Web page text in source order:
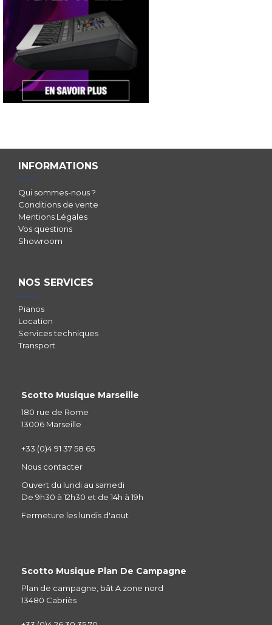
INFORMATIONS
Qui sommes-nous ?
Conditions de vente
Mentions Légales
Vos questions
Showroom
NOS SERVICES
Pianos
Location
Services techniques
Transport
Scotto Musique Marseille
180 rue de Rome
13006 Marseille
+33 (0)4 91 37 58 65
Nous contacter
Ouvert du lundi au samedi
De 9h30 à 12h30 et de 14h à 19h
Fermeture les lundis d'aout
Scotto Musique Plan De Campagne
Plan de campagne, bât A zone nord
13480 Cabriès